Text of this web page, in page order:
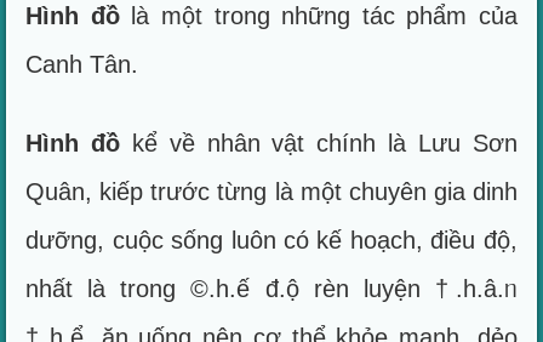
Hình đồlà một trong những tác phẩm của
Canh Tân.
Hình đồ kể về nhân vật chính là Lưu Sơn
Quân, kiếp trước từng là một chuyên gia dinh
dưỡng, cuộc sống luôn có kế hoạch, điều độ,
nhất là trong ©.h.ế đ.ộ rèn luyện †.h.â.ᥒ